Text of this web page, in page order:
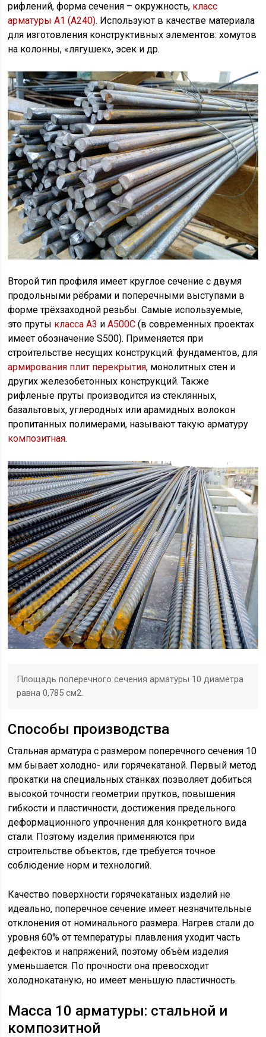
рифлений, форма сечения – окружность, класс
арматуры А1 (А240). Используют в качестве материала
для изготовления конструктивных элементов: хомутов
на колонны, «лягушек», эсек и др.
Второй тип профиля имеет круглое сечение с двумя
продольными рёбрами и поперечными выступами в
форме трёхзаходной резьбы. Самые используемые,
это пруты класса А3 иА500С (в современных проектах
имеет обозначение S500). Применяется при
строительстве несущих конструкций: фундаментов, для
армирования плит перекрытия, монолитных стен и
других железобетонных конструкций. Также
рифленые пруты производится из стеклянных,
базальтовых, углеродных или арамидных волокон
пропитанных полимерами, называют такую арматуру
композитная.
Площадь поперечного сечения арматуры 10 диаметра
равна 0,785 см2.
Способы производства
Стальная арматура с размером поперечного сечения 10
мм бывает холодно- или горячекатаной. Первый метод
прокатки на специальных станках позволяет добиться
высокой точности геометрии прутков, повышения
гибкости и пластичности, достижения предельного
деформационного упрочнения для конкретного вида
стали. Поэтому изделия применяются при
строительстве объектов, где требуется точное
соблюдение норм и технологий.
Качество поверхности горячекатаных изделий не
идеально, поперечное сечение имеет незначительные
отклонения от номинального размера. Нагрев стали до
уровня 60% от температуры плавления уходит часть
дефектов и напряжений, поэтому объём изделия
уменьшается. По прочности она превосходит
холоднокатаную, но имеет меньшую пластичность.
Масса 10 арматуры: стальной и
композитной